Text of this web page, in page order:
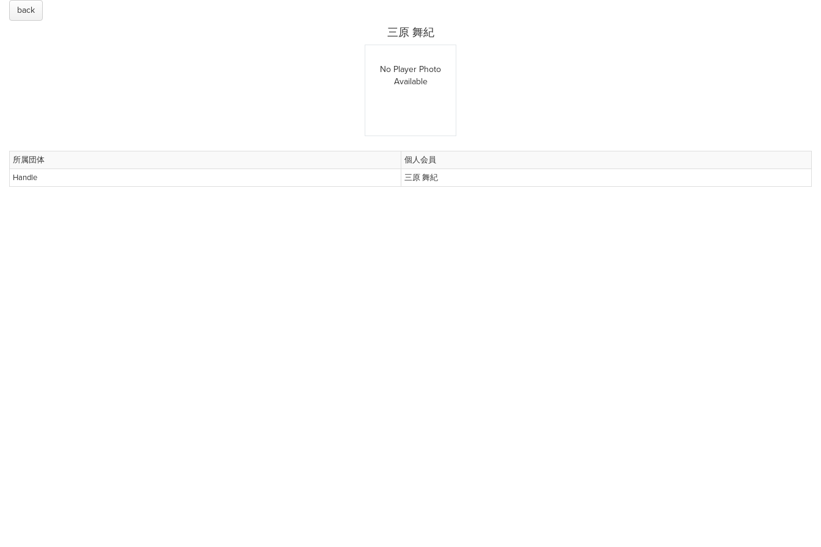
back
三原 舞紀
No Player Photo
Available
所属団体
個人会員
Handle
三原 舞紀